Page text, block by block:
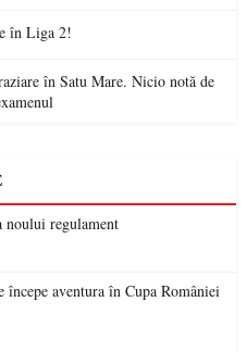
în Liga 2!
în Satu Mare. Nicio notă de
noului regulament
în Cupa României